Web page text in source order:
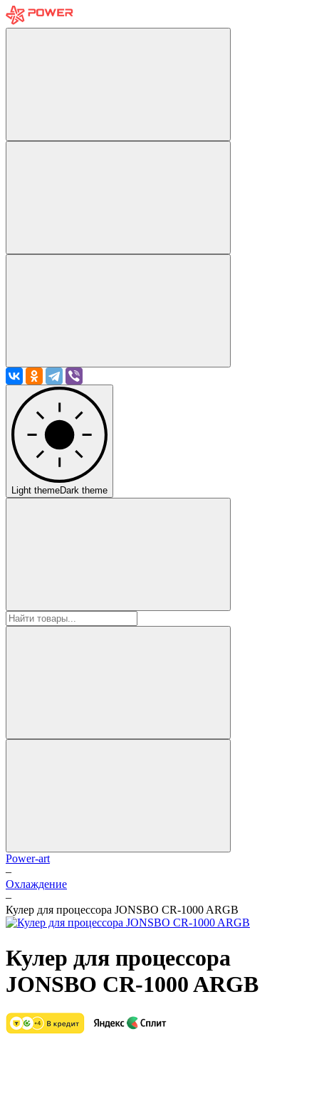
Light themeDark theme
Power-art
–
Охлаждение
–
Кулер для процессора JONSBO CR-1000 ARGB
Кулер для процессора
JONSBO CR-1000 ARGB